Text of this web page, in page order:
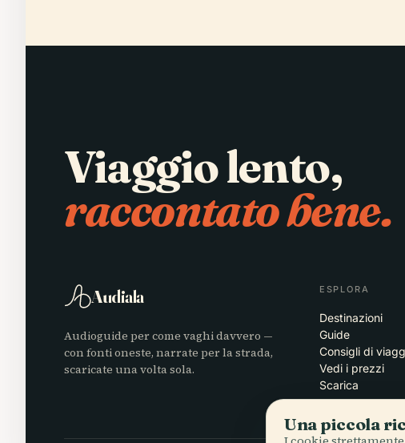
Viaggio lento,
raccontato bene.
Audiala
Audioguide per come vaghi davvero —
con fonti oneste, narrate per la strada,
scaricate una volta sola.
ESPLORA
Destinazioni
Guide
Consigli di
Vedi i prezzi
Scarica
Una piccola